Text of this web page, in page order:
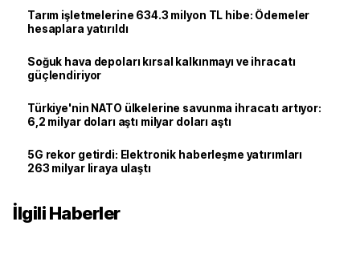
Tarım işletmelerine 634.3 milyon TL hibe: Ödemeler
hesaplara yatırıldı
Soğuk hava depoları kırsal kalkınmayı ve ihracatı
güçlendiriyor
Türkiye'nin NATO ülkelerine savunma ihracatı artıyor:
6,2 milyar doları aştı milyar doları aştı
5G rekor getirdi: Elektronik haberleşme yatırımları
263 milyar liraya ulaştı
İlgili Haberler